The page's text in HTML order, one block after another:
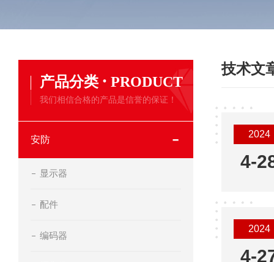
产品分类 · PRODUCT
我们相信合格的产品是信誉的保证！
安防
显示器
配件
编码器
技术文
2024
4-
2024
4-